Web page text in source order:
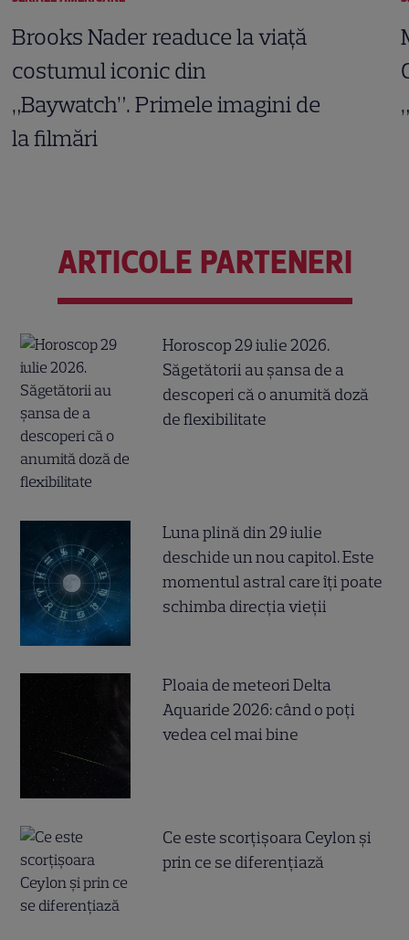
Brooks Nader readuce la viață
costumul iconic din
„Baywatch”. Primele imagini de
la filmări
ARTICOLE PARTENERI
Horoscop 29 iulie 2026.
Săgetătorii au șansa de a
descoperi că o anumită doză
de flexibilitate
Luna plină din 29 iulie
deschide un nou capitol. Este
momentul astral care îți poate
schimba direcția vieții
Ploaia de meteori Delta
Aquaride 2026: când o poți
vedea cel mai bine
Ce este scorțișoara Ceylon și
prin ce se diferențiază